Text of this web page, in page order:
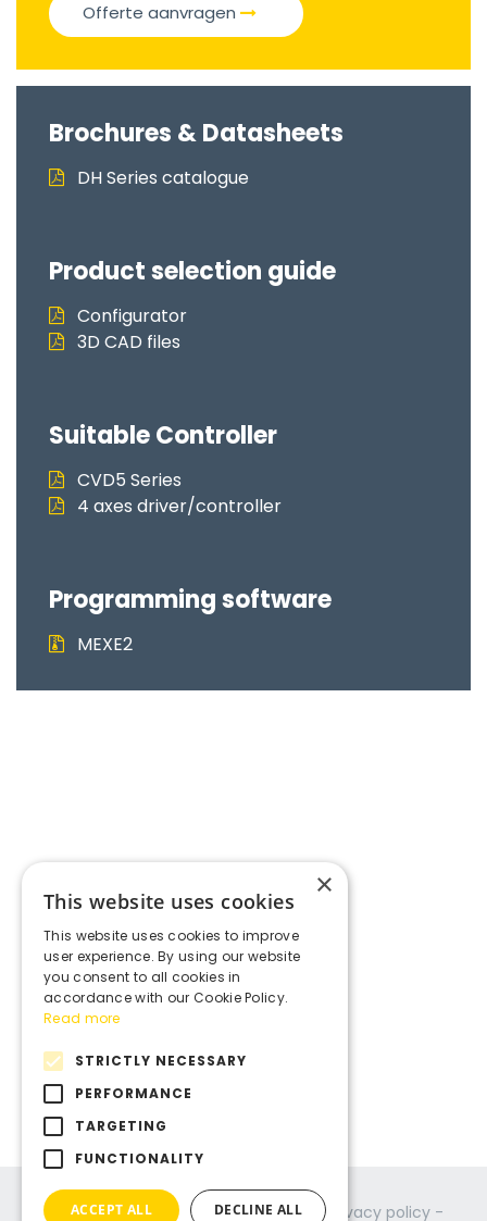
Offerte aanvragen
Brochures & Datasheets
DH Series catalogue
Product selection guide
Configurator
3D CAD files
Suitable Controller
CVD5 Series
4 axes driver/controller
Programming software
MEXE2
© Copyright2026 - Act in Time - Privacy policy -
×
This website uses cookies
This website uses cookies to improve
user experience. By using our website
you consent to all cookies in
accordance with our Cookie Policy.
Read more
STRICTLY NECESSARY
PERFORMANCE
TARGETING
FUNCTIONALITY
ACCEPT ALL DECLINE ALL